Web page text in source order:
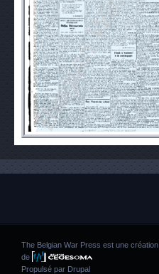
The Belgian War Press est une création
de
Propulsé par Drupal